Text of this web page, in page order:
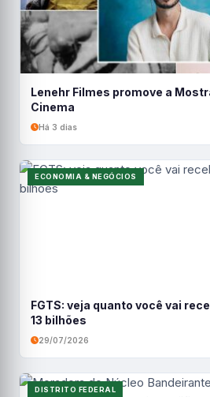
Lenehr Filmes promove a
Cinema
Há 3 dias
ECONOMIA & NEGÓCIOS
FGTS: veja quanto você vai
13 bilhões
29/07/2026
DISTRITO FEDERAL